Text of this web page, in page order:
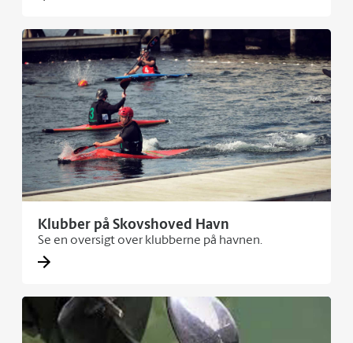
Klubber på Skovshoved Havn
Se en oversigt over klubberne på havnen.